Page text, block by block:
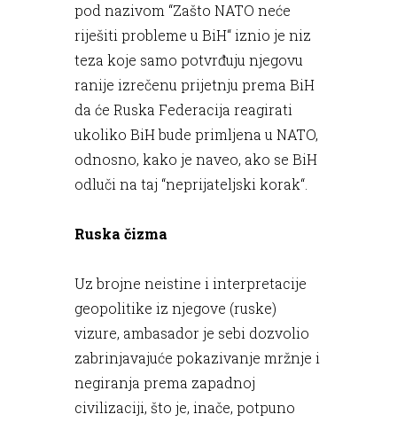
pod nazivom “Zašto NATO neće
riješiti probleme u BiH“ iznio je niz
teza koje samo potvrđuju njegovu
ranije izrečenu prijetnju prema BiH
da će Ruska Federacija reagirati
ukoliko BiH bude primljena u NATO,
odnosno, kako je naveo, ako se BiH
odluči na taj “neprijateljski korak“.
Ruska čizma
Uz brojne neistine i interpretacije
geopolitike iz njegove (ruske)
vizure, ambasador je sebi dozvolio
zabrinjavajuće pokazivanje mržnje i
negiranja prema zapadnoj
civilizaciji, što je, inače, potpuno